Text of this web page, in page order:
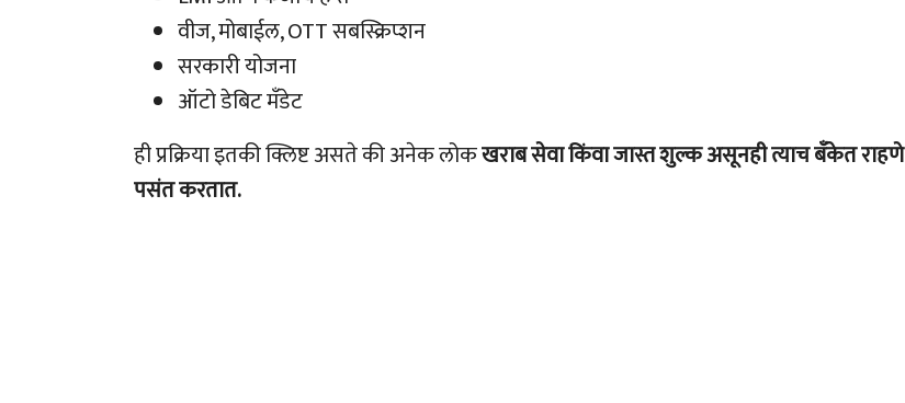
वीज, मोबाईल, OTT सबस्क्रिप्शन
सरकारी योजना
ऑटो डेबिट मँडेट
ही प्रक्रिया इतकी क्लिष्ट असते की अनेक लोकखराब सेवा किंवा जास्त शुल्क असूनही त्याच बँकेत राहणे
पसंत करतात.